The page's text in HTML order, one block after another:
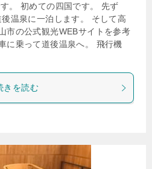
。 初めての四国です。 先ず
温泉に一泊します。 そして高
市の公式観光WEBサイトを参考
に乗って道後温泉へ。 飛行機
きを読む